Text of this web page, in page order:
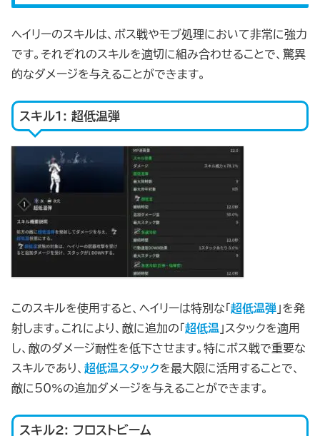
ヘイリーのスキルは、ボス戦やモブ処理において非常に強力
です。それぞれのスキルを適切に組み合わせることで、驚異
的なダメージを与えることができます。
スキル1: 超低温弾
このスキルを使用すると、ヘイリーは特別な「 超低温弾 」を発
射します。これにより、敵に追加の「 超低温 」スタックを適用
し、敵のダメージ耐性を低下させます。特にボス戦で重要な
スキルであり、 超低温スタックを最大限に活用することで、
敵に50%の追加ダメージを与えることができます。
スキル2: フロストビーム